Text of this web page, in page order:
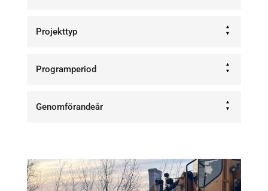
Projekttyp
Programperiod
Genomförandeår